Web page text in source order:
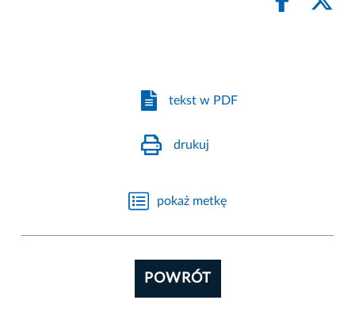
tekst w PDF
drukuj
pokaż metkę
POWRÓT